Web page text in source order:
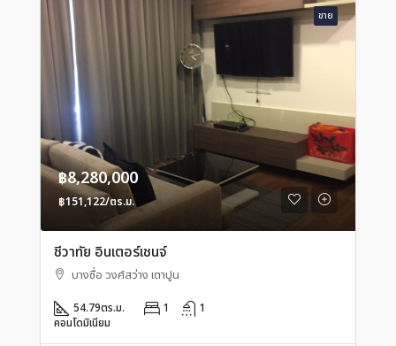
ขาย
฿8,280,000
฿151,122/ตร.ม.
ชีวาทัย อินเตอร์เชนจ์
บางซื่อ วงศ์สว่าง เตาปูน
54.79ตร.ม. 1
1
คอนโดมิเนียม